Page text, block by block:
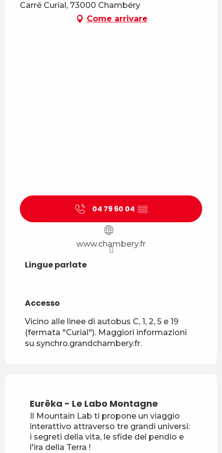
Carré Curial, 73000 Chambéry
Come arrivare
04 79 60 04 ▒▒
www.chambery.fr
Lingue parlate
Lingue parlate
Accesso
Accesso
Vicino alle linee di autobus C, 1, 2, 5 e 19
(fermata "Curial"). Maggiori informazioni
su synchro.grandchambery.fr.
Eurêka - Le Labo Montagne
Il Mountain Lab ti propone un viaggio
interattivo attraverso tre grandi universi:
i segreti della vita, le sfide del pendio e
l'ira della Terra !